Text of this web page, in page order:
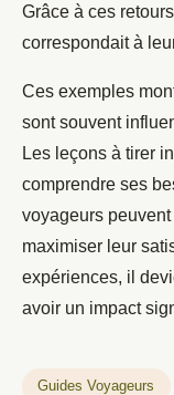
Grâce à ces
correspondait à
Ces exemples
sont souvent
Les leçons à tirer
comprendre ses
voyageurs
maximiser leur
expériences, il
avoir un impact
Guides Voyageurs